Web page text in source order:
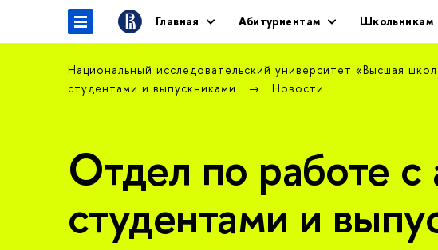
Главная Абитуриентам Школьникам
Национальный исследовательский университет «Высшая
студентами и выпускниками
Новости
Отдел по работе с
студентами и